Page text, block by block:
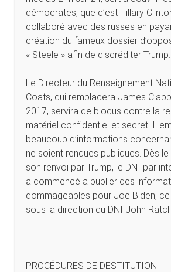
démocrates, que c’est Hillary
collaboré avec des russes en
création du fameux dossier
« Steele » afin de discréditer Trump.
Le Directeur du Renseignement
Coats, qui remplacera James
2017, servira de blocus contre la
matériel confidentiel et secret. Il
beaucoup d’informations
ne soient rendues publiques. Dès
son renvoi par Trump, le DNI par
a commencé a publier des
dommageables pour Joe Biden,
sous la direction du DNI John
PROCÉDURES DE DESTITUTION